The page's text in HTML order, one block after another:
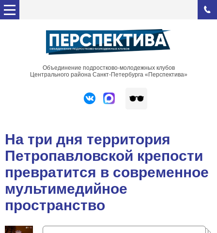
Объединение подростково-молодежных клубов
Центрального района Санкт-Петербурга «Перспектива»
На три дня территория
Петропавловской крепости
превратится в современное
мультимедийное
пространство